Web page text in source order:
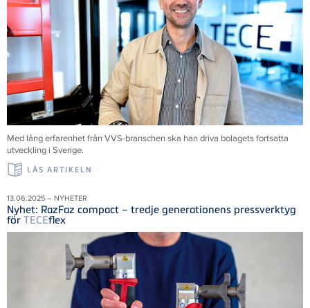
Med lång erfarenhet från VVS-branschen ska han driva bolagets fortsatta
utveckling i Sverige.
LÄS ARTIKELN
13.06.2025 – NYHETER
Nyhet: RazFaz compact – tredje generationens pressverktyg
för TECEflex